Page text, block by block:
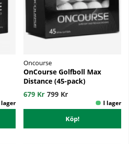
Oncourse
OnCourse Golfboll Max
Distance (45-pack)
679 Kr 799 Kr
Köp!